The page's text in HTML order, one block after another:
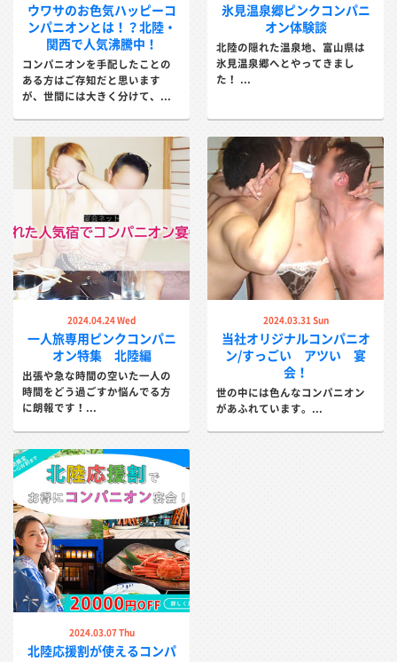
ウワサのお色気ハッピーコ
ンパニオンとは！？北陸・
関西で人気沸騰中！
コンパニオンを手配したことの
ある方はご存知だと思います
が、世間には大きく分けて、...
氷見温泉郷ピンクコンパニ
オン体験談
北陸の隠れた温泉地、富山県は
氷見温泉郷へとやってきまし
た！ ...
2024.04.24 Wed
一人旅専用ピンクコンパニ
オン特集 北陸編
出張や急な時間の空いた一人の
時間をどう過ごすか悩んでる方
に朗報です！...
2024.03.31 Sun
当社オリジナルコンパニオ
ン/すっごい アツい 宴
会！
世の中には色んなコンパニオン
があふれています。...
2024.03.07 Thu
北陸応援割が使えるコンパ